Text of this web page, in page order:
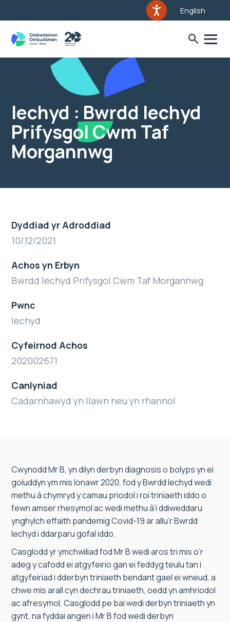
English
Iechyd : Bwrdd Iechyd
Prifysgol Cwm Taf
Morgannwg
Dyddiad yr Adroddiad
10/12/2021
Achos yn Erbyn
Bwrdd Iechyd Prifysgol Cwm Taf Morgannwg
Pwnc
Iechyd
Cyfeirnod Achos
202002671
Canlyniad
Cadarnhawyd yn llawn neu yn rhannol
Cwynodd Mr B, yn dilyn derbyn diagnosis o bolyps yn ei
goluddyn ym mis Ionawr 2020, fod y Bwrdd Iechyd wedi
methu â chymryd y camau priodol i roi triniaeth iddo o
fewn amser rhesymol ac wedi methu â’i ddiweddaru
ynghylch effaith pandemig Covid-19 ar allu’r Bwrdd
Iechyd i ddarparu gofal iddo.
Casglodd yr ymchwiliad fod Mr B wedi aros tri mis o’r
adeg y cafodd ei atgyfeirio gan ei feddyg teulu tan i
atgyfeiriad i dderbyn triniaeth bendant gael ei wneud, a
chwe mis arall cyn dechrau triniaeth, oedd yn amhriodol
ac afresymol. Casglodd pe bai wedi derbyn triniaeth yn
gynt, na fyddai angen i Mr B fod wedi derbyn